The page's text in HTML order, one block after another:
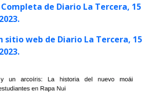
de Diario La Tercera, 15
sitio web de Diario La Tercera, 15